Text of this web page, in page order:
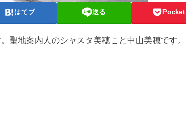
はてブ 送る Pocket
聖地案内人のシャスタ美穂こと中山美穂です。